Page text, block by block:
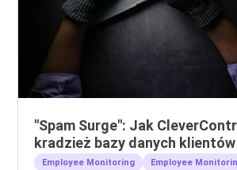
"Spam Surge": Jak
kradzież bazy danych klientów
Employee Monitoring
Employee